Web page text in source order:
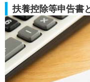
扶養控除等申告書